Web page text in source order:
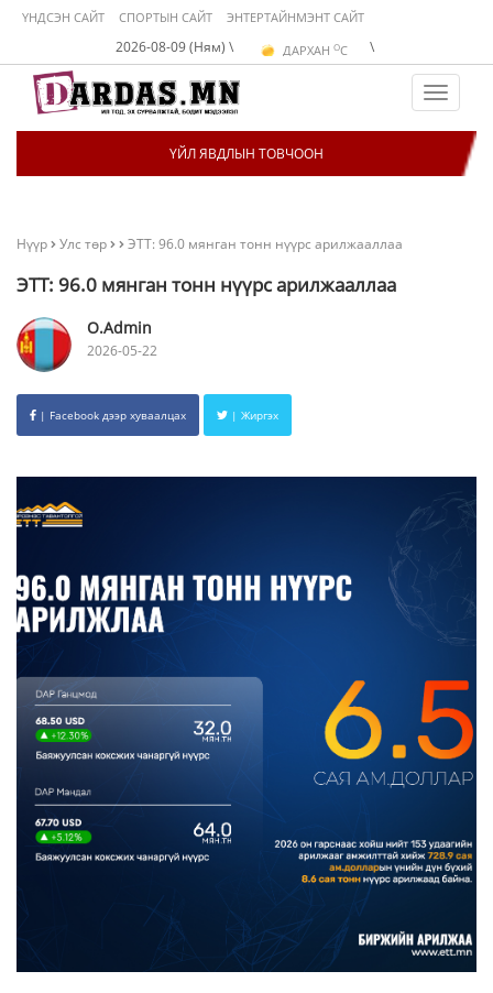
ҮНДСЭН САЙТ СПОРТЫН САЙТ ЭНТЕРТАЙНМЭНТ САЙТ
2026-08-09 (Ням) \ ДАРХАН OC
ЭРДЭНЭТ C
\
Toggle
ҮЙЛ ЯВДЛЫН ТОВЧООН
Нүүр Улс төр ЭТТ: 96.0 мянган тонн нүүрс арилжааллаа
ЭТТ: 96.0 мянган тонн нүүрс арилжааллаа
O.Admin
2026-05-22
| Facebook дээр хуваалцах | Жиргэх